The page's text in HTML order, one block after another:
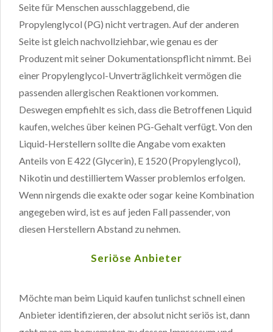
Seite für Menschen ausschlaggebend, die
Propylenglycol (PG) nicht vertragen. Auf der anderen
Seite ist gleich nachvollziehbar, wie genau es der
Produzent mit seiner Dokumentationspflicht nimmt. Bei
einer Propylenglycol-Unverträglichkeit vermögen die
passenden allergischen Reaktionen vorkommen.
Deswegen empfiehlt es sich, dass die Betroffenen Liquid
kaufen, welches über keinen PG-Gehalt verfügt. Von den
Liquid-Herstellern sollte die Angabe vom exakten
Anteils von E 422 (Glycerin), E 1520 (Propylenglycol),
Nikotin und destilliertem Wasser problemlos erfolgen.
Wenn nirgends die exakte oder sogar keine Kombination
angegeben wird, ist es auf jeden Fall passender, von
diesen Herstellern Abstand zu nehmen.
Seriöse Anbieter
Möchte man beim Liquid kaufen tunlichst schnell einen
Anbieter identifizieren, der absolut nicht seriös ist, dann